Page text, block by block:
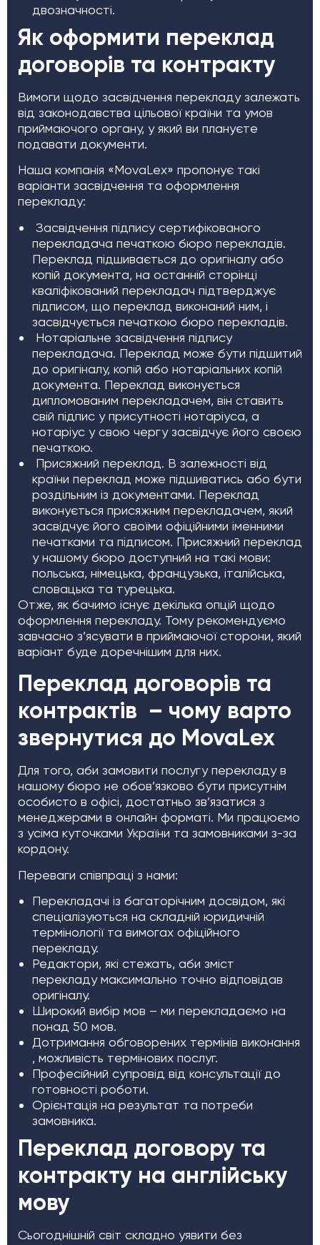
двозначності.
Як оформити переклад
договорів та контракту
Вимоги щодо засвідчення перекладу залежать
від законодавства цільової країни та умов
приймаючого органу, у який ви плануєте
подавати документи.
Наша компанія «MovaLex» пропонує такі
варіанти засвідчення та оформлення
перекладу:
Засвідчення підпису сертифікованого
перекладача печаткою бюро перекладів.
Переклад підшивається до оригіналу або
копій документа, на останній сторінці
кваліфікований перекладач підтверджує
підписом, що переклад виконаний ним, і
засвідчується печаткою бюро перекладів.
Нотаріальне засвідчення підпису
перекладача. Переклад може бути підшитий
до оригіналу, копій або нотаріальних копій
документа. Переклад виконується
дипломованим перекладачем, він ставить
свій підпис у присутності нотаріуса, а
нотаріус у свою чергу засвідчує його своєю
печаткою.
Присяжний переклад. В залежності від
країни переклад може підшиватись або бути
роздільним із документами. Переклад
виконується присяжним перекладачем, який
засвідчує його своїми офіційними іменними
печатками та підписом. Присяжний переклад
у нашому бюро доступний на такі мови:
польська, німецька, французька, італійська,
словацька та турецька.
Отже, як бачимо існує декілька опцій щодо
оформлення перекладу. Тому рекомендуємо
завчасно з’ясувати в приймаючої сторони, який
варіант буде доречнішим для них.
Переклад договорів та
контрактів – чому варто
звернутися до MovaLex
Для того, аби замовити послугу перекладу в
нашому бюро не обов’язково бути присутнім
особисто в офісі, достатньо зв’язатися з
менеджерами в онлайн форматі. Ми працюємо
з усіма куточками України та замовниками з-за
кордону.
Переваги співпраці з нами:
Перекладачі із багаторічним досвідом, які
спеціалізуються на складній юридичній
термінології та вимогах офіційного
перекладу.
Редактори, які стежать, аби зміст
перекладу максимально точно відповідав
оригіналу.
Широкий вибір мов – ми перекладаємо на
понад 50 мов.
Дотримання обговорених термінів виконання
, можливість термінових послуг.
Професійний супровід від консультації до
готовності роботи.
Орієнтація на результат та потреби
замовника.
Переклад договору та
контракту на англійську
мову
Сьогоднішній світ складно уявити без